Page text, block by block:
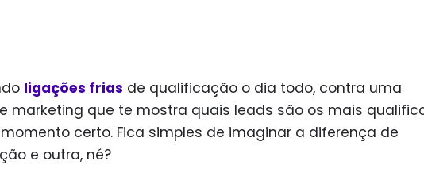
ligações frias de qualificação o dia todo, contra uma
marketing que te mostra quais leads são os mais
certo. Fica simples de imaginar a diferença de
e outra, né?